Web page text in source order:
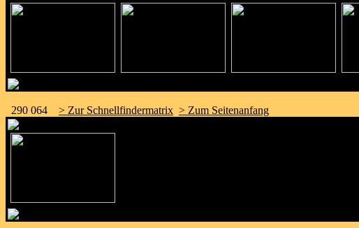
290 064 > Zur Schnellfindermatrix > Zum Seitenanfang